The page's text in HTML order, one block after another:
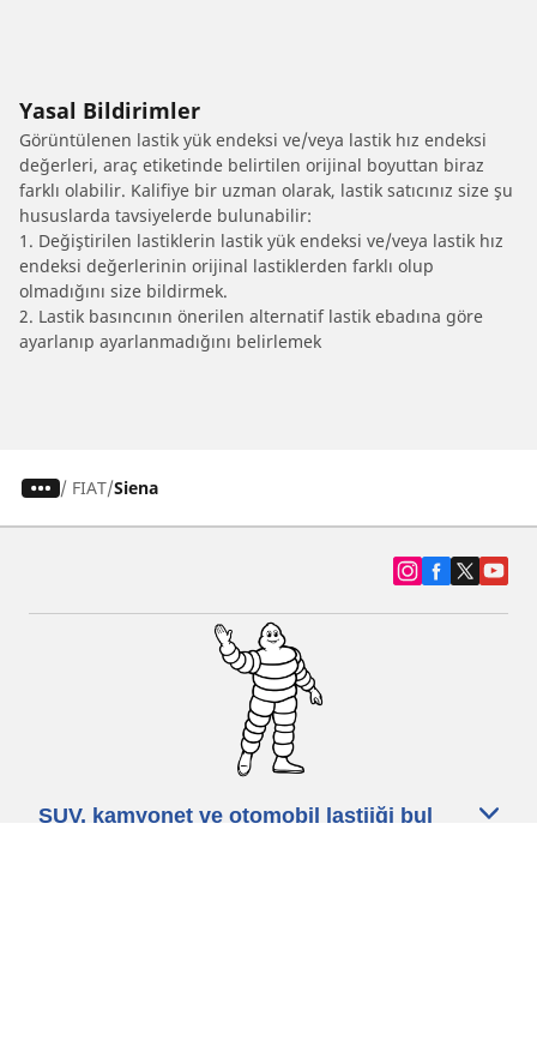
Yasal Bildirimler
Görüntülenen lastik yük endeksi ve/veya lastik hız endeksi
değerleri, araç etiketinde belirtilen orijinal boyuttan biraz
farklı olabilir. Kalifiye bir uzman olarak, lastik satıcınız size şu
hususlarda tavsiyelerde bulunabilir:
1. Değiştirilen lastiklerin lastik yük endeksi ve/veya lastik hız
endeksi değerlerinin orijinal lastiklerden farklı olup
olmadığını size bildirmek.
2. Lastik basıncının önerilen alternatif lastik ebadına göre
ayarlanıp ayarlanmadığını belirlemek
/ FIAT Siena
SUV, kamyonet ve otomobil lastiiği bul